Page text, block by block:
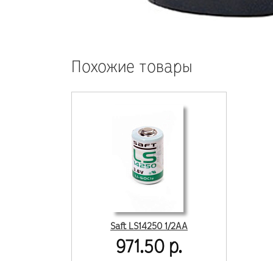
Похожие товары
Saft LS14250 1/2АА
971.50 р.